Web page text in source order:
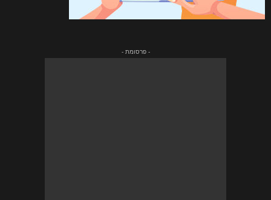
- פרסומת -